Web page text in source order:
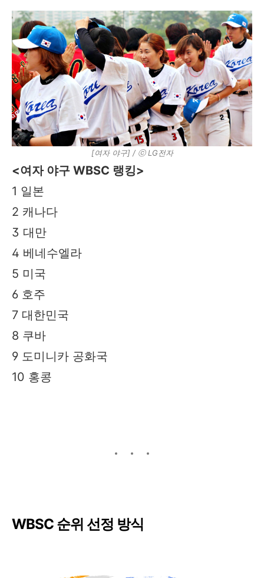
[여자 야구] / ⓒ LG전자
<여자 야구 WBSC 랭킹>
1 일본
2 캐나다
3 대만
4 베네수엘라
5 미국
6 호주
7 대한민국
8 쿠바
9 도미니카 공화국
10 홍콩
WBSC 순위 선정 방식